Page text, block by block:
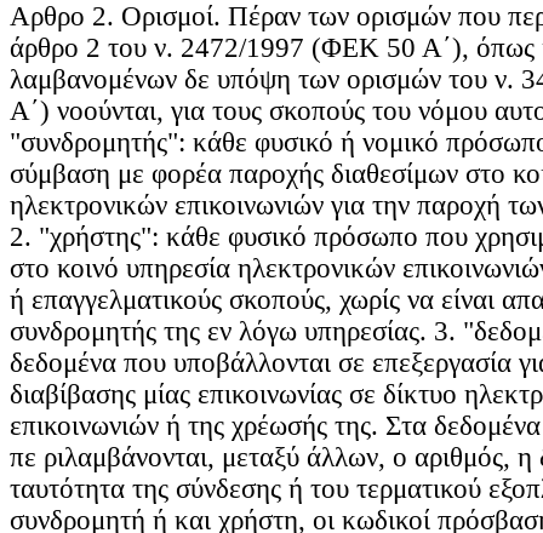
Aρθρο 2. Ορισμοί. Πέραν των ορισμών που
άρθρο 2 του ν. 2472/1997 (ΦΕΚ 50 Α΄), όπως
λαμβανομένων δε υπόψη των ορισμών του
Α΄) νοούνται, για τους σκοπούς του νόμου
"συνδρομητής": κάθε φυσικό ή νομικό
σύμβαση με φορέα παροχής διαθεσίμων στο
ηλεκτρονικών επικοινωνιών για την παροχή
2. "χρήστης": κάθε φυσικό πρόσωπο που
στο κοινό υπηρεσία ηλεκτρονικών
ή επαγγελματικούς σκοπούς, χωρίς να είναι
συνδρομητής της εν λόγω υπηρεσίας. 3.
δεδομένα που υποβάλλονται σε επεξεργασία
διαβίβασης μίας επικοινωνίας σε δίκτυο
επικοινωνιών ή της χρέωσής της. Στα
πε ριλαμβάνονται, μεταξύ άλλων, ο αριθμός, η
ταυτότητα της σύνδεσης ή του τερματικού
συνδρομητή ή και χρήστη, οι κωδικοί